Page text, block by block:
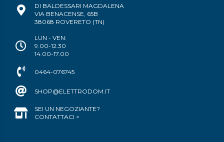
DI BALDESSARI MAGDALENA
VIA BENACENSE, 65B
38068 ROVERETO (TN)
LUN - VEN:
9.00-12.30
14.00-17.00
0464-076745
SHOP@ELETTRODOM.IT
SEI UN NEGOZIANTE?
CONTATTACI >